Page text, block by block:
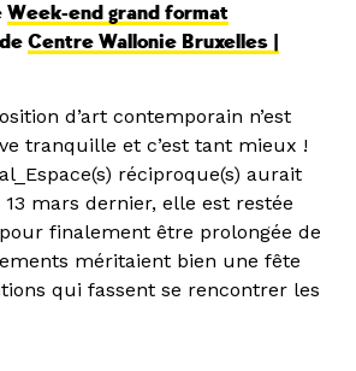
Week-end grand format
Centre Wallonie Bruxelles |
d’art contemporain n’est
tranquille et c’est tant mieux !
réciproque(s) aurait
mars dernier, elle est restée
finalement être prolongée de
méritaient bien une fête
qui fassent se rencontrer les